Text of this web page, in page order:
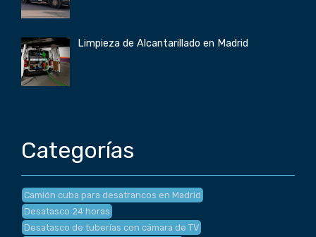
Limpieza de Alcantarillado en Madrid
Categorías
Camión cuba para desatrancos en Madrid
Desatasco 24 horas
Desatasco de tuberías con cámara de TV